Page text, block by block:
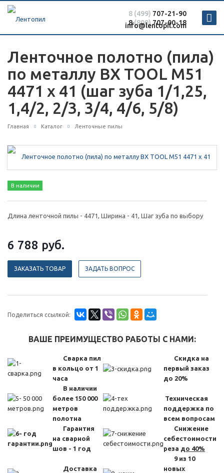
8(800)707-00-18
8 (499) 707-21-90
info@lentopil.com
Ленточное полотно (пила)
по металлу BX TOOL М51
4471 х 41 (шаг зуба 1/1,25,
1,4/2, 2/3, 3/4, 4/6, 5/8)
Главная Каталог Ленточные пилы
В наличии
Длина ленточной пилы - 4471, Ширина - 41, Шаг зуба по выбору
6 788 руб.
ЗАКАЗАТЬ ТОВАР ЗАДАТЬ ВОПРОС
Поделиться ссылкой:
ВАШЕ ПРЕИМУЩЕСТВО РАБОТЫ С НАМИ:
Сварка пил
в кольцо от 1
часа
Скидка на
первый заказ
до 20%
В наличии
более 150 000
метров
полотна
Техническая
поддержка по
всем вопросам
Гарантия
на сварной
шов - 1 год
Снижение
себестоимости
реза до 40%
Доставка
9 из 10
новых